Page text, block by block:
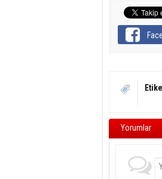
Yorumlar